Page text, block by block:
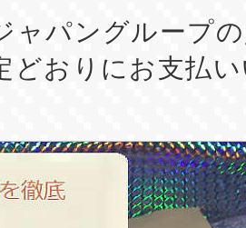
ャパングループ
どおりにお支払